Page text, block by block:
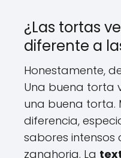
¿Las tortas
diferente a
Honestamente,
Una buena torta
una buena torta.
diferencia,
sabores
zanahoria. La